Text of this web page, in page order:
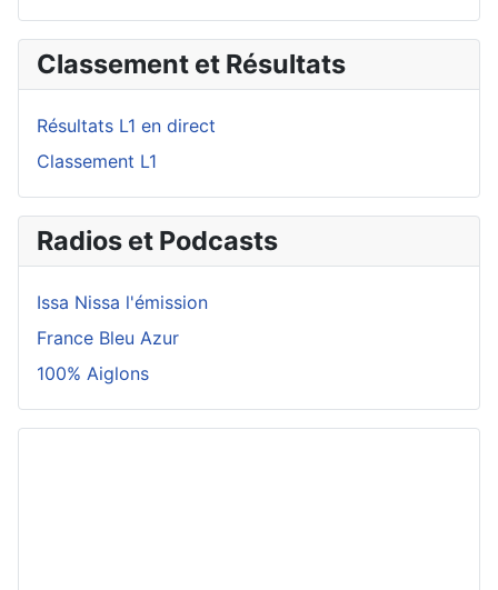
Classement et Résultats
Résultats L1 en direct
Classement L1
Radios et Podcasts
Issa Nissa l'émission
France Bleu Azur
100% Aiglons